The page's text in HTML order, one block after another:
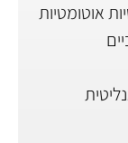
אוטומטיות